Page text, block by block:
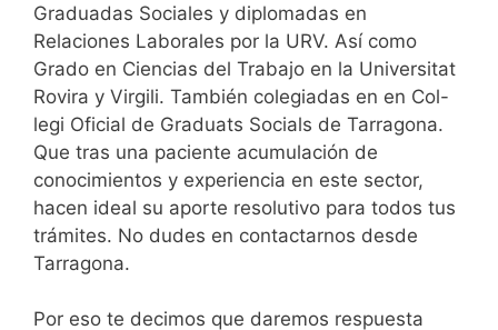
Graduadas Sociales y diplomadas en
Relaciones Laborales por la URV. Así como
Grado en Ciencias del Trabajo en la Universitat
Rovira y Virgili. También colegiadas en en Col-
legi Oficial de Graduats Socials de Tarragona.
Que tras una paciente acumulación de
conocimientos y experiencia en este sector,
hacen ideal su aporte resolutivo para todos tus
trámites. No dudes en contactarnos desde
Tarragona.
Por eso te decimos que daremos respuesta